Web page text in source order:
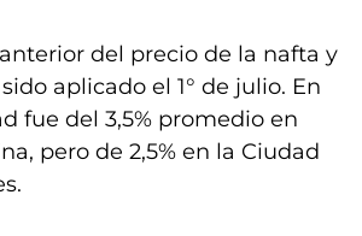
del precio de la nafta y
aplicado el 1° de julio. En
fue del 3,5% promedio en
pero de 2,5% en la Ciudad